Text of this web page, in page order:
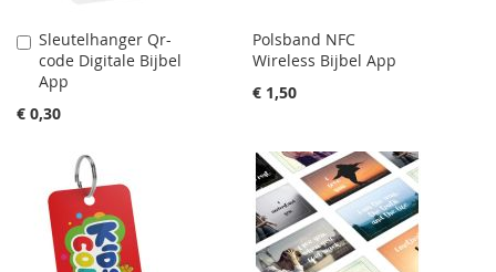
Sleutelhanger Qr-
code Digitale Bijbel
App
€ 0,30
In
Winkelwagen
Polsband NFC
Wireless Bijbel App
€ 1,50